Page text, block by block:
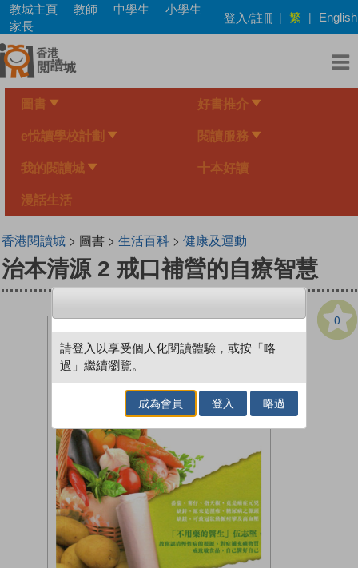
Skip
main
content
教城主頁 教師 中學生
小學生
家長
登入/註冊 | 繁 | English
圖書 好書推介
e悅讀學校計劃 閱讀服務
我的閱讀城 十本好讀
漫話生活
香港閱讀城> 圖書 > 生活百科> 健康及運動
治本清源 2 戒口補營的自療智慧
0
請登入以享受個人化閱讀體驗，或按「略
過」繼續瀏覽。
成為會員 登入 略過